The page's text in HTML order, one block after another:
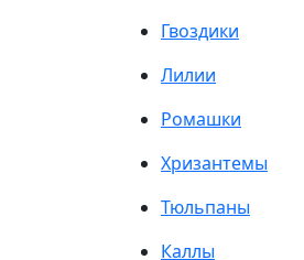
Гвоздики
Лилии
Ромашки
Хризантемы
Тюльпаны
Каллы